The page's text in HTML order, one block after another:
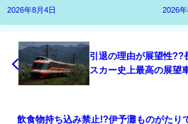
2026年8月4日 2026
引退の理由が展望性??
スカー史上最高の展望
飲食物持ち込み禁止!?伊予灘ものがたり